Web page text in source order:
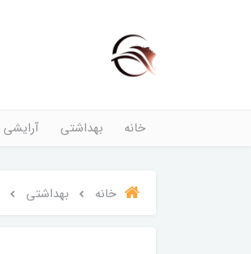
خانه بهداشتی آرایشی
خانه بهداشتی